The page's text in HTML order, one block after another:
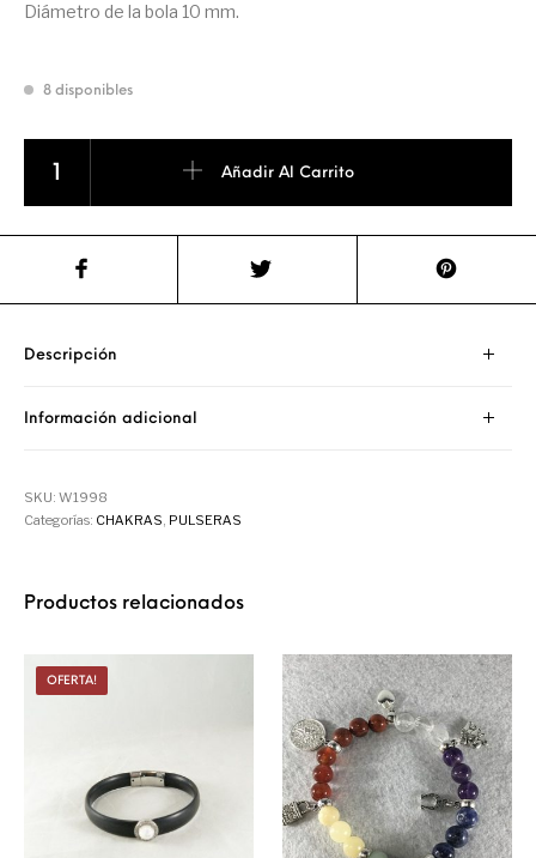
Diámetro de la bola 10 mm.
8 disponibles
Añadir Al Carrito
Descripción
Información adicional
SKU:W1998
Categorías: CHAKRAS, PULSERAS
Productos relacionados
OFERTA!